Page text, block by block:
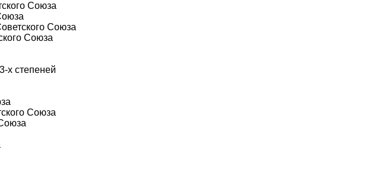
Союза
Союза
Союза
х степеней
Союза